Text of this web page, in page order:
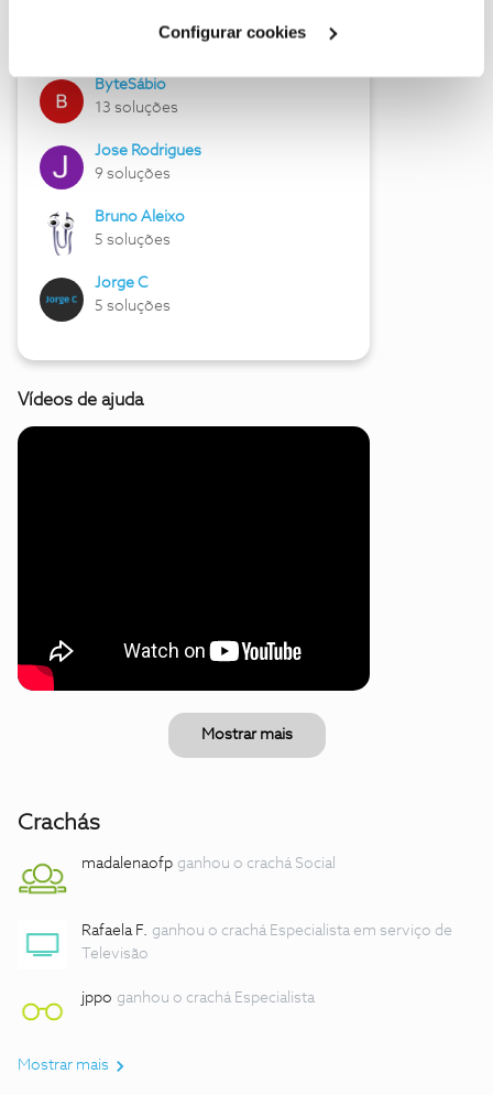
Configurar cookies
17 soluções
ByteSábio
13 soluções
Jose Rodrigues
9 soluções
Bruno Aleixo
5 soluções
Jorge C
5 soluções
Vídeos de ajuda
Mostrar mais
Crachás
madalenaofp ganhou o crachá Social
Rafaela F. ganhou o crachá Especialista em serviço de
Televisão
jppo ganhou o crachá Especialista
Mostrar mais